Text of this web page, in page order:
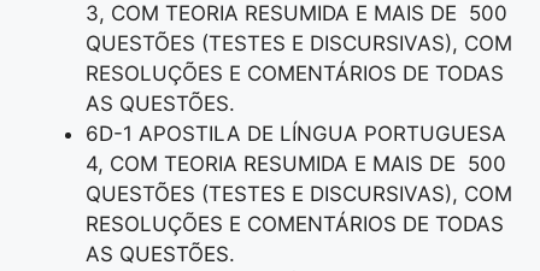
3, COM TEORIA RESUMIDA E MAIS DE 500
QUESTÕES (TESTES E DISCURSIVAS), COM
RESOLUÇÕES E COMENTÁRIOS DE TODAS
AS QUESTÕES.
6D-1 APOSTILA DE LÍNGUA PORTUGUESA
4, COM TEORIA RESUMIDA E MAIS DE 500
QUESTÕES (TESTES E DISCURSIVAS), COM
RESOLUÇÕES E COMENTÁRIOS DE TODAS
AS QUESTÕES.